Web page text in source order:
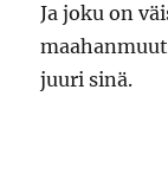
Ja joku on
juuri sinä.